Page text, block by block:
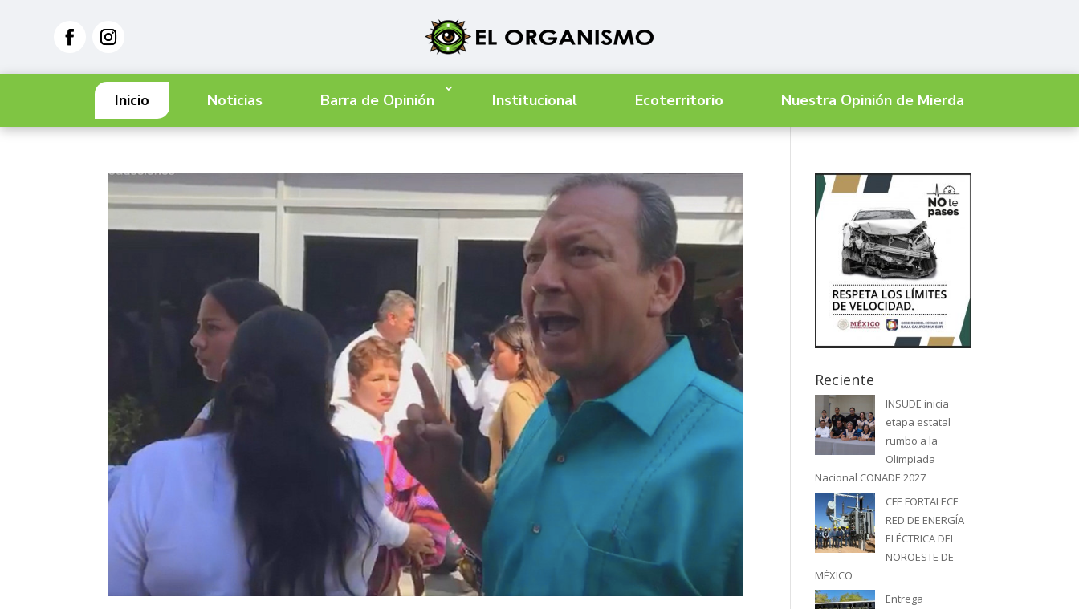
Inicio Noticias Barra de Opinión Institucional Ecoterritorio Nuestra Opinión de Mierda
Reciente
INSUDE inicia
etapa estatal
rumbo a la
Olimpiada
Nacional CONADE 2027
CFE FORTALECE
RED DE ENERGÍA
ELÉCTRICA DEL
NOROESTE DE
MÉXICO
Entrega